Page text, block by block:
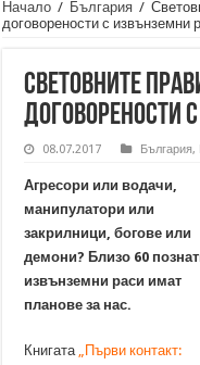
Начало / България /
договорености с извънземни
Световните
договорености
08.07.2017 България,
Агресори или водачи,
манипулатори или
закрилници, богове или
демони? Близо 60
извънземни раси имат
планове за нас.
Книгата „Първи контакт: